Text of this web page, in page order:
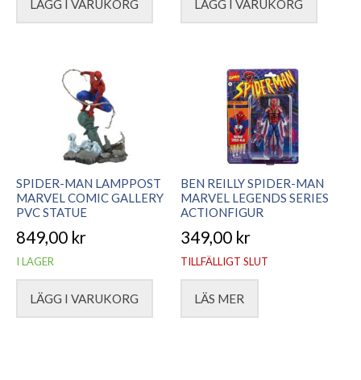
LÄGG I VARUKORG LÄGG I VARUKORG
SPIDER-MAN LAMPPOST
MARVEL COMIC GALLERY
PVC STATUE
849,00 kr
I LAGER
LÄGG I VARUKORG
BEN REILLY SPIDER-MAN
MARVEL LEGENDS SERIES
ACTIONFIGUR
349,00 kr
TILLFÄLLIGT SLUT
LÄS MER